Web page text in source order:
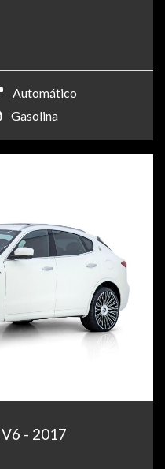
Automático
Gasolina
- 2017